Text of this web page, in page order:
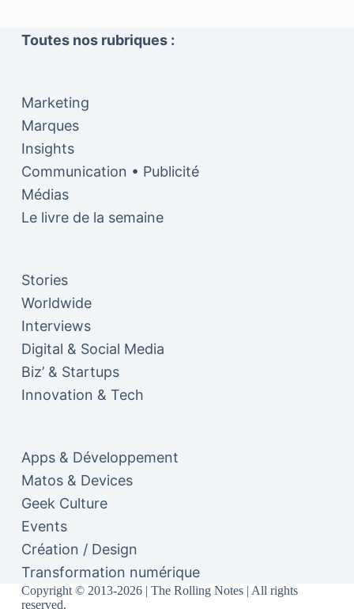
Toutes nos rubriques :
Marketing
Marques
Insights
Communication • Publicité
Médias
Le livre de la semaine
Stories
Worldwide
Interviews
Digital & Social Media
Biz’ & Startups
Innovation & Tech
Apps & Développement
Matos & Devices
Geek Culture
Events
Création / Design
Transformation numérique
Copyright © 2013-2026 | The Rolling Notes | All rights
reserved.